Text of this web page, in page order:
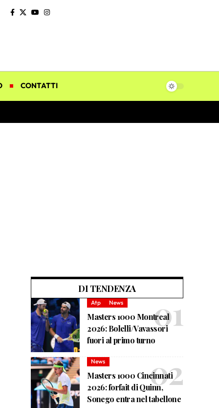
CONTATTI
DI TENDENZA
Atp News
Masters 1000 Montreal
2026: Bolelli/Vavassori
fuori al primo turno
News
Masters 1000 Cincinnati
2026: forfait di Quinn,
Sonego entra nel tabellone